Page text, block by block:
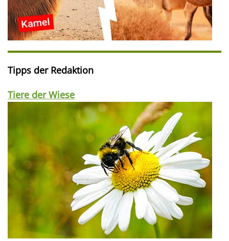
Tipps der Redaktion
Tiere der Wiese